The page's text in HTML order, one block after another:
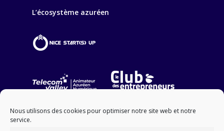
Nous utilisons des cookies pour optimiser notre site web et notre
service.
L’écosystème azuréen